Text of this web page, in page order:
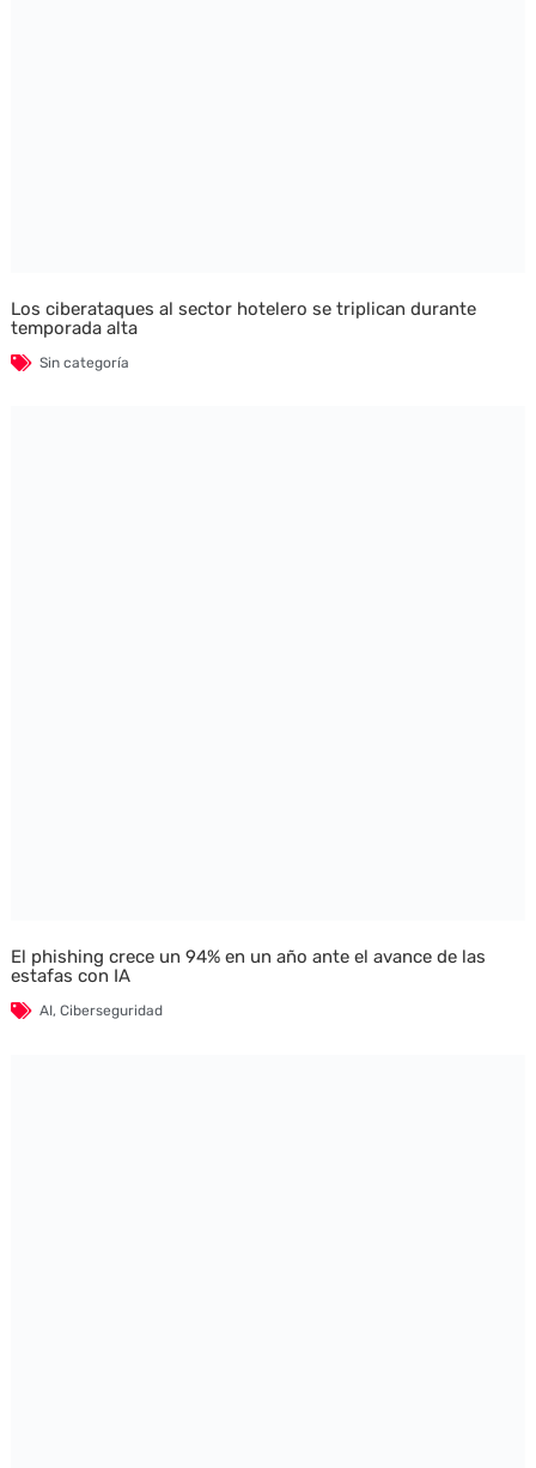
Los ciberataques al sector hotelero se triplican durante
temporada alta
Sin categoría
El phishing crece un 94% en un año ante el avance de las
estafas con IA
AI, Ciberseguridad